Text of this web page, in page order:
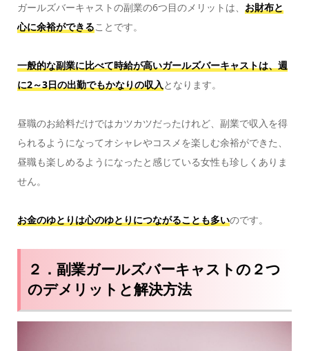
ガールズバーキャストの副業の6つ目のメリットは、 お財布と
心に余裕ができることです。
一般的な副業に比べて時給が高いガールズバーキャストは、週
に2～3日の出勤でもかなりの収入となります。
昼職のお給料だけではカツカツだったけれど、副業で収入を得
られるようになってオシャレやコスメを楽しむ余裕ができた、
昼職も楽しめるようになったと感じている女性も珍しくありま
せん。
お金のゆとりは心のゆとりにつながることも多いのです。
２．副業ガールズバーキャストの２つ
のデメリットと解決方法